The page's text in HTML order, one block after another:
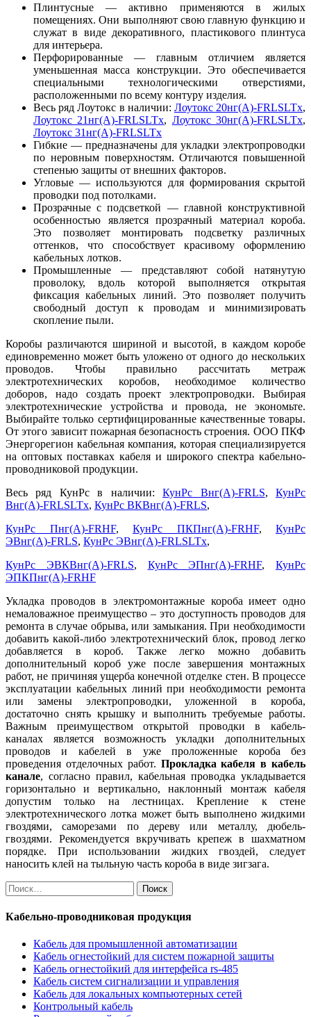
Плинтусные — активно применяются в жилых
помещениях. Они выполняют свою главную функцию и
служат в виде декоративного, пластикового плинтуса
для интерьера.
Перфорированные — главным отличием является
уменьшенная масса конструкции. Это обеспечивается
специальными технологическими отверстиями,
расположенными по всему контуру изделия.
Весь ряд Лоутокс в наличии: Лоутокс 20нг(А)-FRLSLTx,
Лоутокс 21нг(А)-FRLSLTx, Лоутокс 30нг(А)-FRLSLTx,
Лоутокс 31нг(А)-FRLSLTx
Гибкие — предназначены для укладки электропроводки
по неровным поверхностям. Отличаются повышенной
степенью защиты от внешних факторов.
Угловые — используются для формирования скрытой
проводки под потолками.
Прозрачные с подсветкой — главной конструктивной
особенностью является прозрачный материал короба.
Это позволяет монтировать подсветку различных
оттенков, что способствует красивому оформлению
кабельных лотков.
Промышленные — представляют собой натянутую
проволоку, вдоль которой выполняется открытая
фиксация кабельных линий. Это позволяет получить
свободный доступ к проводам и минимизировать
скопление пыли.
Коробы различаются шириной и высотой, в каждом коробе
единовременно может быть уложено от одного до нескольких
проводов. Чтобы правильно рассчитать метраж
электротехнических коробов, необходимое количество
доборов, надо создать проект электропроводки. Выбирая
электротехнические устройства и провода, не экономьте.
Выбирайте только сертифицированные качественные товары.
От этого зависит пожарная безопасность строения. ООО ПКФ
Энергорегион кабельная компания, которая специализируется
на оптовых поставках кабеля и широкого спектра кабельно-
проводниковой продукции.
Весь ряд КунРс в наличии:КунРс Внг(А)-FRLS,КунРс
Внг(А)-FRLSLTx, КунРс ВКВнг(А)-FRLS,
КунРс Пнг(А)-FRHF, КунРс ПКПнг(А)-FRHF, КунРс
ЭВнг(А)-FRLS, КунРс ЭВнг(А)-FRLSLTx,
КунРс ЭВКВнг(А)-FRLS, КунРс ЭПнг(А)-FRHF, КунРс
ЭПКПнг(А)-FRHF
Укладка проводов в электромонтажные короба имеет одно
немаловажное преимущество – это доступность проводов для
ремонта в случае обрыва, или замыкания. При необходимости
добавить какой-либо электротехнический блок, провод легко
добавляется в короб. Также легко можно добавить
дополнительный короб уже после завершения монтажных
работ, не причиняя ущерба конечной отделке стен. В процессе
эксплуатации кабельных линий при необходимости ремонта
или замены электропроводки, уложенной в короба,
достаточно снять крышку и выполнить требуемые работы.
Важным преимуществом открытой проводки в кабель-
каналах является возможность укладки дополнительных
проводов и кабелей в уже проложенные короба без
проведения отделочных работ. Прокладка кабеля в кабель
канале, согласно правил, кабельная проводка укладывается
горизонтально и вертикально, наклонный монтаж кабеля
допустим только на лестницах. Крепление к стене
электротехнического лотка может быть выполнено жидкими
гвоздями, саморезами по дереву или металлу, дюбель-
гвоздями. Рекомендуется вкручивать крепеж в шахматном
порядке. При использовании жидких гвоздей, следует
наносить клей на тыльную часть короба в виде зигзага.
Найти:
Кабельно-проводниковая продукция
Кабель для промышленной автоматизации
Кабель огнестойкий для систем пожарной защиты
Кабель огнестойкий для интерфейса rs-485
Кабель систем сигнализации и управления
Кабель для локальных компьютерных сетей
Контрольный кабель